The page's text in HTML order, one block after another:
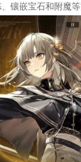
镶嵌宝石和附魔